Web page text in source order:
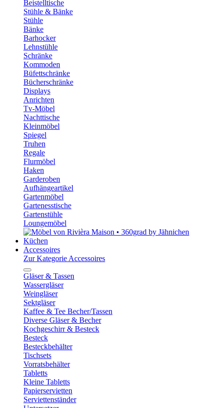
Beistelltische
Stühle & Bänke
Stühle
Bänke
Barhocker
Lehnstühle
Schränke
Kommoden
Büfettschränke
Bücherschränke
Displays
Anrichten
Tv-Möbel
Nachttische
Kleinmöbel
Spiegel
Truhen
Regale
Flurmöbel
Haken
Garderoben
Aufhängeartikel
Gartenmöbel
Gartenesstische
Gartenstühle
Loungemöbel
Küchen
Accessoires
Zur Kategorie Accessoires
Gläser & Tassen
Wassergläser
Weingläser
Sektgläser
Kaffee & Tee Becher/Tassen
Diverse Gläser & Becher
Kochgeschirr & Besteck
Besteck
Besteckbehälter
Tischsets
Vorratsbehälter
Tabletts
Kleine Tabletts
Papierservietten
Serviettenständer